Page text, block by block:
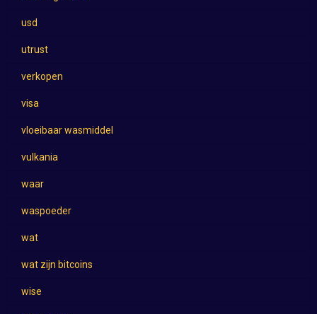
usd
utrust
verkopen
visa
vloeibaar wasmiddel
vulkania
waar
waspoeder
wat
wat zijn bitcoins
wise